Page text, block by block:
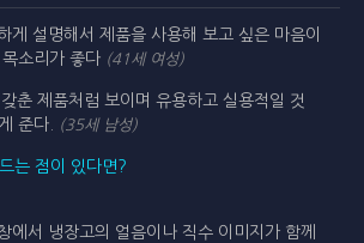
게 설명해서 제품을 사용해 보고 싶은 마음이
소리가 좋다 (41세 여성)
춘 제품처럼 보이며 유용하고 실용적일 것
준다.
(35세 남성)
는 점이 있다면?
에서 냉장고의 얼음이나 직수 이미지가 함께